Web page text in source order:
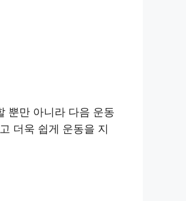
뿐만 아니라 다음 운동
더욱 쉽게 운동을 지